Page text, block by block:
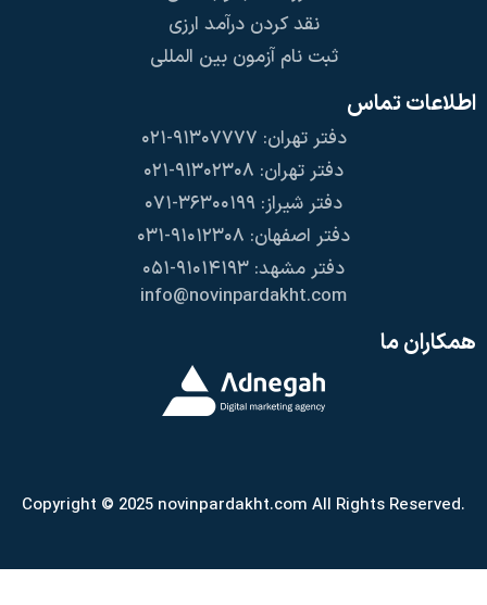
نقد کردن درآمد ارزی
ثبت نام آزمون بین المللی
اطلاعات تماس
دفتر تهران: ۹۱۳۰۷۷۷۷-۰۲۱
دفتر تهران: ۹۱۳۰۲۳۰۸-۰۲۱
دفتر شیراز: ۳۶۳۰۰۱۹۹-۰۷۱
دفتر اصفهان: ۹۱۰۱۲۳۰۸-۰۳۱
دفتر مشهد: ۹۱۰۱۴۱۹۳-۰۵۱
info@novinpardakht.com
همکاران ما
Copyright © 2025 novinpardakht.com All Rights Reserved.